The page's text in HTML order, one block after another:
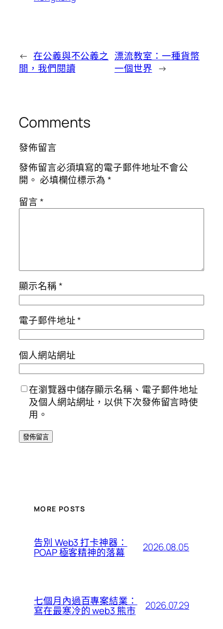
← 在公義與不公義之
間，我們閱讀
漂流教室 ：一種貨幣
一個世界 →
Comments
發佈留言
發佈留言必須填寫的電子郵件地址不會公
開。 必填欄位標示為*
留言*
顯示名稱*
電子郵件地址*
個人網站網址
在瀏覽器中儲存顯示名稱、電子郵件地址
及個人網站網址，以供下次發佈留言時使
用。
MORE POSTS
告別 Web3 打卡神器：
POAP 極客精神的落幕 2026.08.05
七個月內過百專案結業：
寫在最寒冷的 web3 熊市 2026.07.29